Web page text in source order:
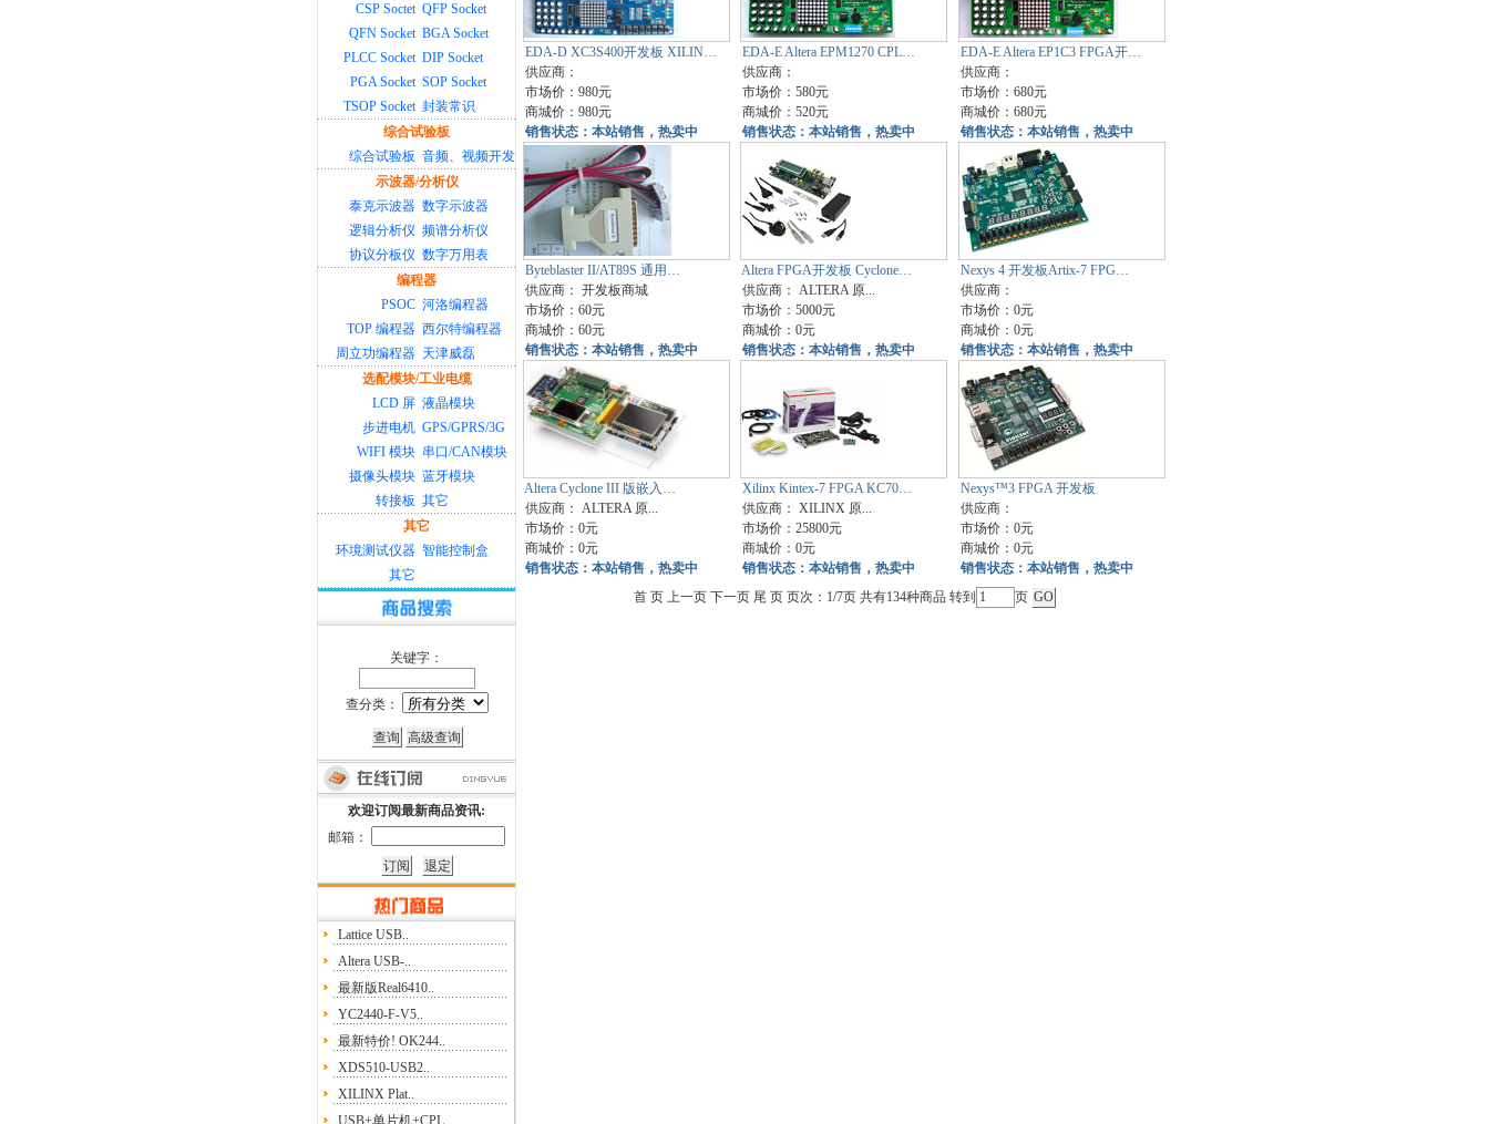
CSP Soctet QFP Socket
QFN Socket BGA Socket
PLCC Socket DIP Socket
PGA Socket SOP Socket
TSOP Socket 封装常识
综合试验板
综合试验板 音频、视频开发
示波器/分析仪
泰克示波器 数字示波器
逻辑分析仪 频谱分析仪
协议分板仪 数字万用表
编程器
PSOC 河洛编程器
TOP 编程器 西尔特编程器
周立功编程器 天津威磊
选配模块/工业电缆
LCD 屏 液晶模块
步进电机 GPS/GPRS/3G
WIFI 模块 串口/CAN模块
摄像头模块 蓝牙模块
转接板 其它
其它
环境测试仪器 智能控制盒
其它
关键字：
查分类：
欢迎订阅最新商品资讯:
邮箱：
Lattice USB..
Altera USB-..
最新版Real6410..
YC2440-F-V5..
最新特价! OK244..
XDS510-USB2..
XILINX Plat..
USB+单片机+CPL..
EDA-D XC3S400开发板 XILIN…
供应商：
市场价：980元
商城价：980元
销售状态：本站销售，热卖中
EDA-E Altera EPM1270 CPL…
供应商：
市场价：580元
商城价：520元
销售状态：本站销售，热卖中
EDA-E Altera EP1C3 FPGA开…
供应商：
市场价：680元
商城价：680元
销售状态：本站销售，热卖中
Byteblaster II/AT89S 通用…
供应商： 开发板商城
市场价：60元
商城价：60元
销售状态：本站销售，热卖中
Altera FPGA开发板 Cyclone…
供应商： ALTERA 原...
市场价：5000元
商城价：0元
销售状态：本站销售，热卖中
Nexys 4 开发板Artix-7 FPG…
供应商：
市场价：0元
商城价：0元
销售状态：本站销售，热卖中
Altera Cyclone III 版嵌入…
供应商： ALTERA 原...
市场价：0元
商城价：0元
销售状态：本站销售，热卖中
Xilinx Kintex-7 FPGA KC70…
供应商： XILINX 原...
市场价：25800元
商城价：0元
销售状态：本站销售，热卖中
Nexys™3 FPGA 开发板
供应商：
市场价：0元
商城价：0元
销售状态：本站销售，热卖中
首 页 上一页 下一页 尾 页页次：1/7页 共有134种商品 转到 页